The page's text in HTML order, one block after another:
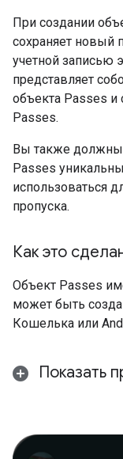
При создании
сохраняет новый
учетной записью
представляет
объекта Passes и
Passes.
Вы также должны
Passes
использоваться
пропуска.
Как это
Объект Passes
может быть
Кошелька или
Показать